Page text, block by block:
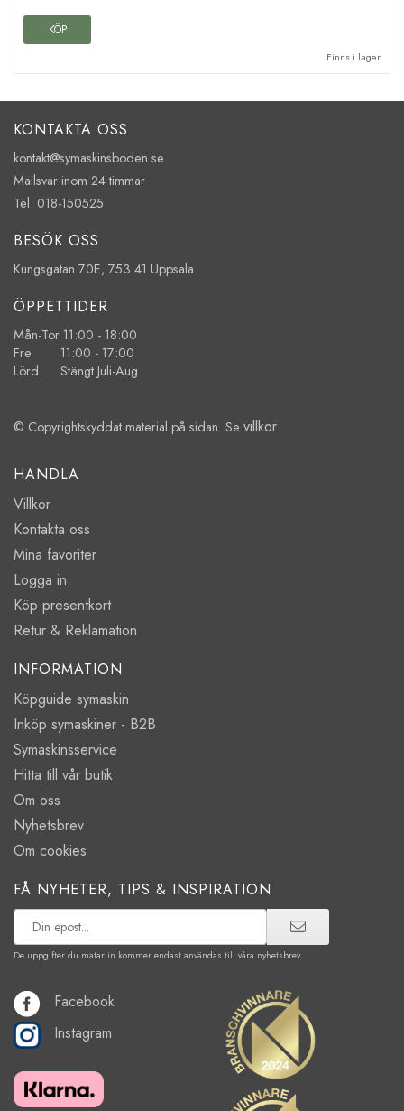
KÖP
Finns i lager
KONTAKTA OSS
kontakt@symaskinsboden.se
Mailsvar inom 24 timmar
Tel. 018-150525
BESÖK OSS
Kungsgatan 70E, 753 41 Uppsala
ÖPPETTIDER
Mån-Tor 11:00 - 18:00
Fre 11:00 - 17:00
Lörd Stängt Juli-Aug
© Copyrightskyddat material på sidan. Se villkor
HANDLA
Villkor
Kontakta oss
Mina favoriter
Logga in
Köp presentkort
Retur & Reklamation
INFORMATION
Köpguide symaskin
Inköp symaskiner - B2B
Symaskinsservice
Hitta till vår butik
Om oss
Nyhetsbrev
Om cookies
FÅ NYHETER, TIPS & INSPIRATION
De uppgifter du matar in kommer endast användas till våra nyhetsbrev.
Facebook
Instagram